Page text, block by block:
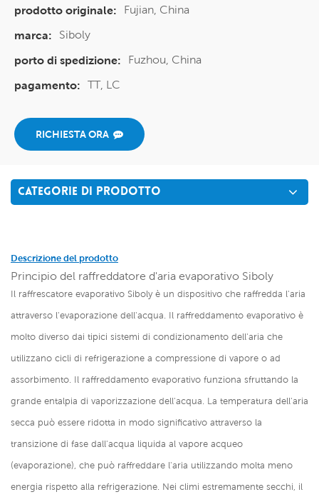
prodotto originale:
Fujian, China
marca:
Siboly
porto di spedizione:
Fuzhou, China
pagamento: TT, LC
RICHIESTA ORA
CATEGORIE DI PRODOTTO
Descrizione del prodotto
Principio del raffreddatore d'aria evaporativo Siboly
Il raffrescatore evaporativo Siboly è un dispositivo che raffredda l'aria
attraverso l'evaporazione dell'acqua. Il raffreddamento evaporativo è
molto diverso dai tipici sistemi di condizionamento dell'aria che
utilizzano cicli di refrigerazione a compressione di vapore o ad
assorbimento. Il raffreddamento evaporativo funziona sfruttando la
grande entalpia di vaporizzazione dell'acqua. La temperatura dell'aria
secca può essere ridotta in modo significativo attraverso la
transizione di fase dall'acqua liquida al vapore acqueo
(evaporazione), che può raffreddare l'aria utilizzando molta meno
energia rispetto alla refrigerazione. Nei climi estremamente secchi, il